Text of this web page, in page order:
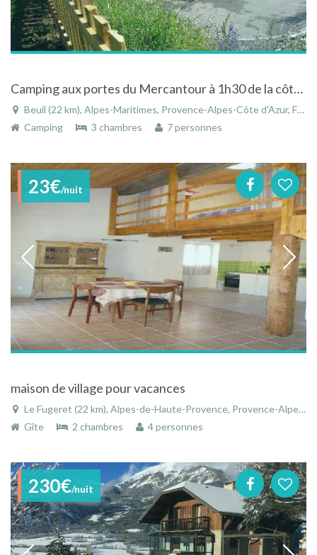
Camping aux portes du Mercantour à 1h30 de la côte d'azur sur la route des grandes alpes
Beuil (22 km), Alpes-Maritimes, Provence-Alpes-Côte d'Azur, France
Camping
3 chambres 7 personnes
23€/nuit
maison de village pour vacances
Le Fugeret (22 km), Alpes-de-Haute-Provence, Provence-Alpes-Côte d'Azur, France
Gîte
2 chambres 4 personnes
230€/nuit